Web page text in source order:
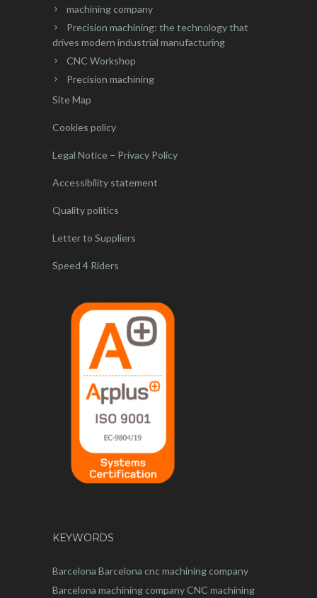
machining company
Precision machining: the technology that
drives modern industrial manufacturing
CNC Workshop
Precision machining
Site Map
Cookies policy
Legal Notice – Privacy Policy
Accessibility statement
Quality politics
Letter to Suppliers
Speed 4 Riders
KEYWORDS
Barcelona Barcelona cncmachining company
Barcelona machining companyCNC machining